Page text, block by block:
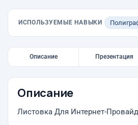
ИСПОЛЬЗУЕМЫЕ НАВЫКИ
Описание Презентация
Описание
Листовка Для Интернет-